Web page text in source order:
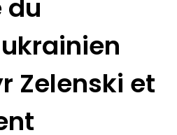
du
Zelenski et